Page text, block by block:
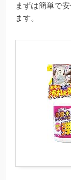
まずは簡単で
ます。